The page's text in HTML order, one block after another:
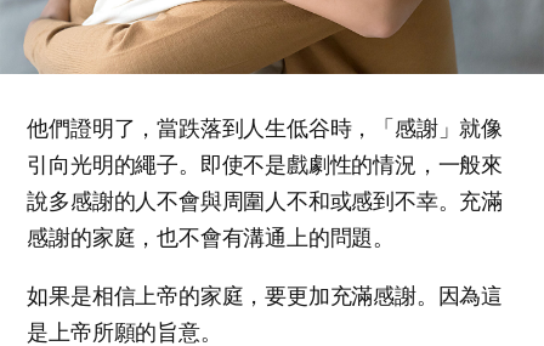
他們證明了，當跌落到人生低谷時，「感謝」就像
引向光明的繩子。即使不是戲劇性的情況，一般來
說多感謝的人不會與周圍人不和或感到不幸。充滿
感謝的家庭，也不會有溝通上的問題。
如果是相信上帝的家庭，要更加充滿感謝。因為這
是上帝所願的旨意。